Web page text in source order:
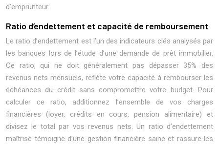
d’emprunteur.
Ratio d’endettement et capacité de remboursement
Le ratio d’endettement est l’un des indicateurs clés analysés par
les banques lors de l’étude d’une demande de prêt immobilier.
Ce ratio, qui ne doit généralement pas dépasser 35% des
revenus nets mensuels, reflète votre capacité à rembourser les
échéances du crédit sans compromettre votre budget. Pour
calculer ce ratio, additionnez l’ensemble de vos charges
financières (loyer, crédits en cours, pension alimentaire) et
divisez le total par vos revenus nets. Un ratio d’endettement
maîtrisé témoigne d’une gestion financière saine et rassure les